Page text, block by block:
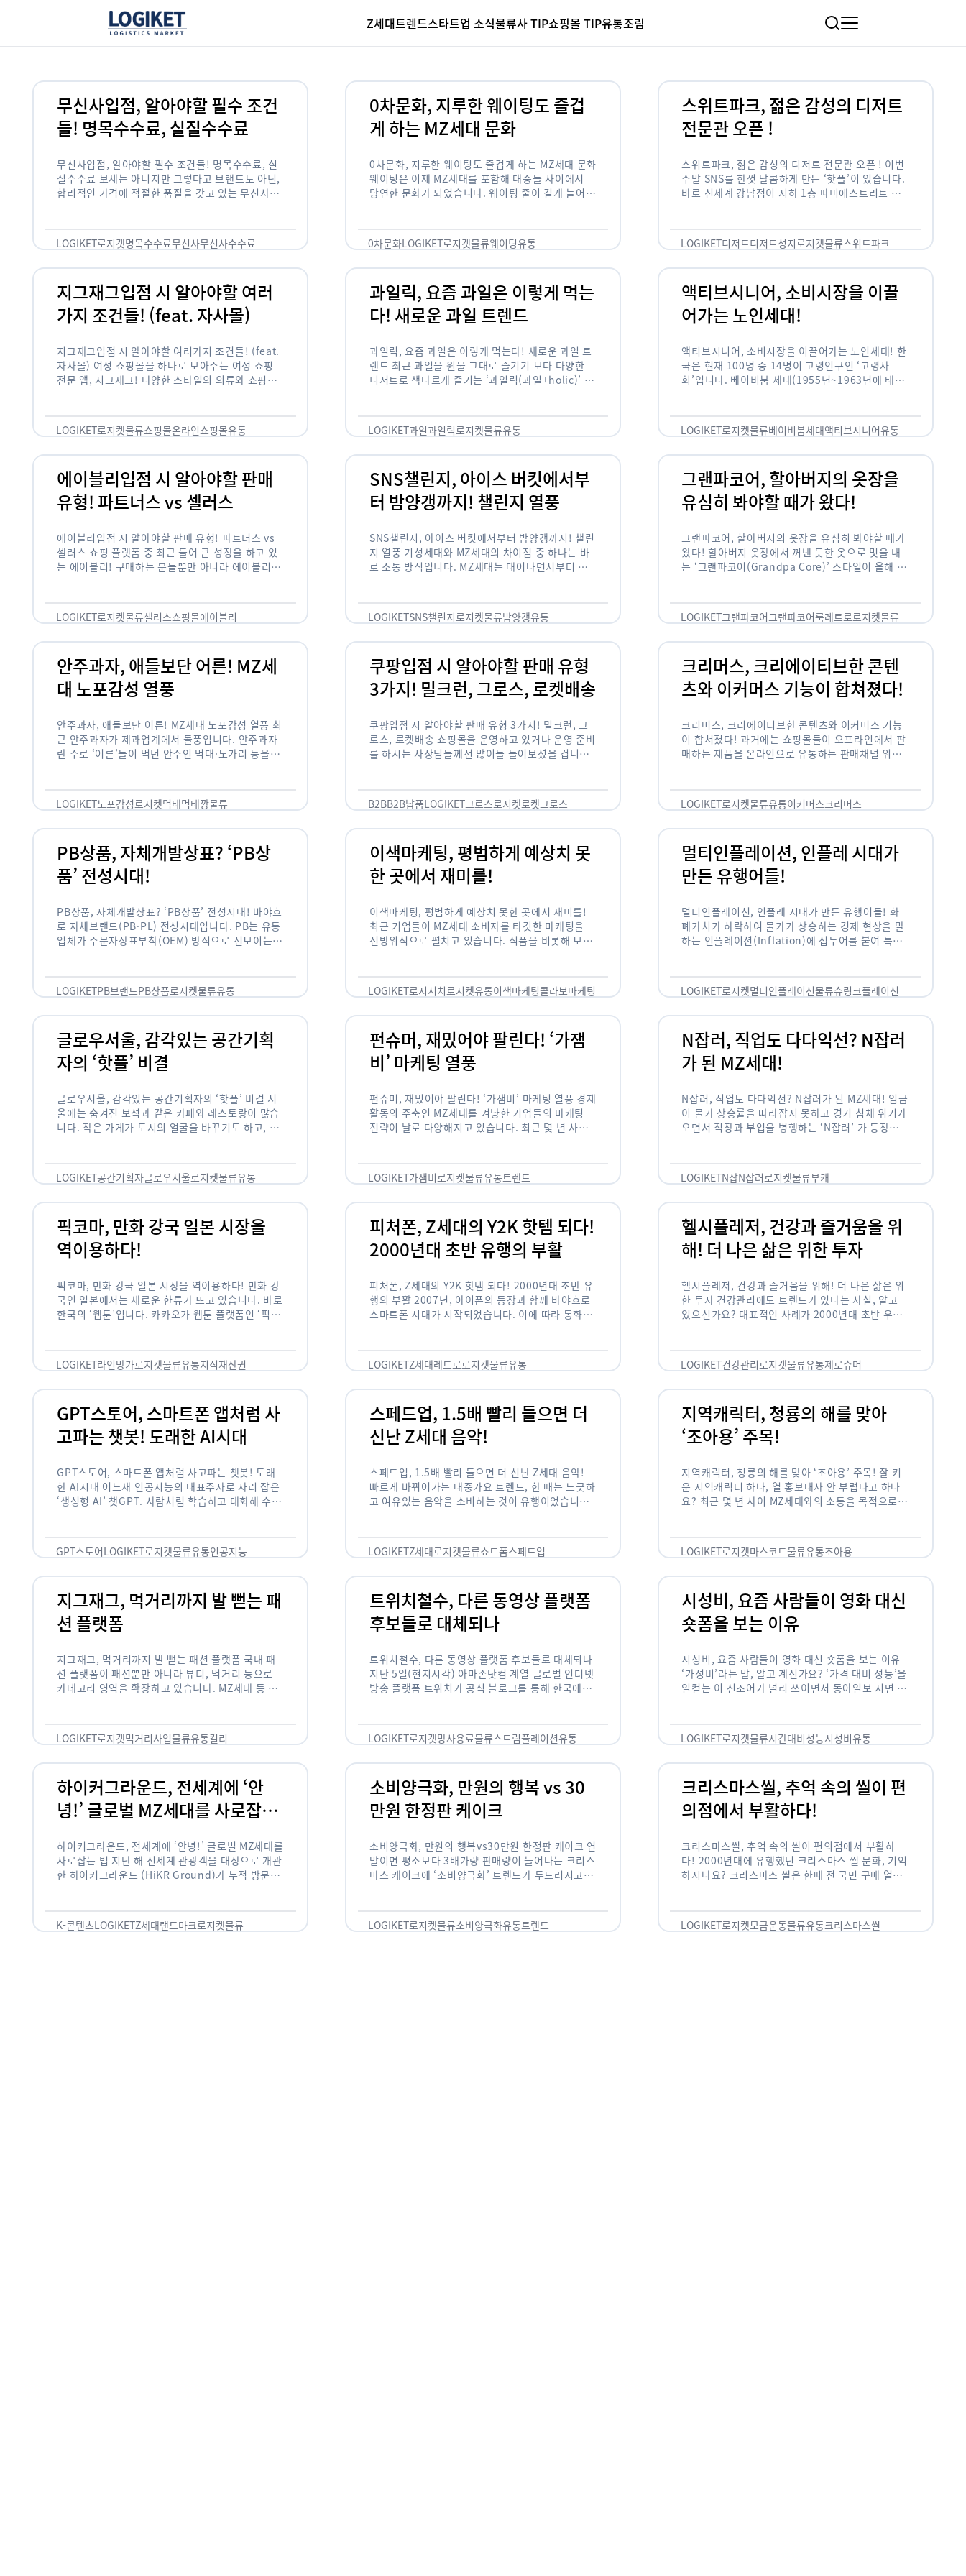
Z세대트렌드스타트업 소식물류사 TIP쇼핑몰 TIP유통조림
무신사입점, 알아야할 필수 조건
들! 명목수수료, 실질수수료
무신사입점, 알아야할 필수 조건들! 명목수수료, 실
질수수료 보세는 아니지만 그렇다고 브랜드도 아닌,
합리적인 가격에 적절한 품질을 갖고 있는 무신사!
LOGIKET로지켓명목수수료무신사무신사수수료
0차문화, 지루한 웨이팅도 즐겁
게 하는 MZ세대 문화
0차문화, 지루한 웨이팅도 즐겁게 하는 MZ세대 문화
웨이팅은 이제 MZ세대를 포함해 대중들 사이에서
당연한 문화가 되었습니다. 웨이팅 줄이 길게 늘어서
0차문화LOGIKET로지켓물류웨이팅유통
스위트파크, 젊은 감성의 디저트
전문관 오픈 !
스위트파크, 젊은 감성의 디저트 전문관 오픈 ! 이번
주말 SNS를 한껏 달콤하게 만든 ‘핫플’이 있습니다.
바로 신세계 강남점이 지하 1층 파미에스트리트 분
LOGIKET디저트디저트성지로지켓물류스위트파크
지그재그입점 시 알아야할 여러
가지 조건들! (feat. 자사몰)
지그재그입점 시 알아야할 여러가지 조건들! (feat.
자사몰) 여성 쇼핑몰을 하나로 모아주는 여성 쇼핑
전문 앱, 지그재그! 다양한 스타일의 의류와 쇼핑몰
LOGIKET로지켓물류쇼핑몰온라인쇼핑몰유통
과일릭, 요즘 과일은 이렇게 먹는
다! 새로운 과일 트렌드
과일릭, 요즘 과일은 이렇게 먹는다! 새로운 과일 트
렌드 최근 과일을 원물 그대로 즐기기 보다 다양한
디저트로 색다르게 즐기는 ‘과일릭(과일+holic)’ 트
…
LOGIKET과일과일릭로지켓물류유통
액티브시니어, 소비시장을 이끌
어가는 노인세대!
액티브시니어, 소비시장을 이끌어가는 노인세대! 한
국은 현재 100명 중 14명이 고령인구인 ‘고령사
회’입니다. 베이비붐 세대(1955년~1963년에 태어
오고 있습니다. 하지만 사회가 늙어가는 …
LOGIKET로지켓물류베이비붐세대액티브시니어유통
에이블리입점 시 알아야할 판매
유형! 파트너스 vs 셀러스
에이블리입점 시 알아야할 판매 유형! 파트너스 vs
셀러스 쇼핑 플랫폼 중 최근 들어 큰 성장을 하고 있
는 에이블리! 구매하는 분들뿐만 아니라 에이블리에
LOGIKET로지켓물류셀러스쇼핑몰에이블리
SNS챌린지, 아이스 버킷에서부
터 밤양갱까지! 챌린지 열풍
SNS챌린지, 아이스 버킷에서부터 밤양갱까지! 챌린
지 열풍 기성세대와 MZ세대의 차이점 중 하나는 바
로 소통 방식입니다. MZ세대는 태어나면서부터 디
도 능숙한 …
LOGIKETSNS챌린지로지켓물류밤양갱유통
그랜파코어, 할아버지의 옷장을
유심히 봐야할 때가 왔다!
그랜파코어, 할아버지의 옷장을 유심히 봐야할 때가
왔다! 할아버지 옷장에서 꺼낸 듯한 옷으로 멋을 내
는 ‘그랜파코어(Grandpa Core)’ 스타일이 올해 패
을 …
LOGIKET그랜파코어그랜파코어룩레트로로지켓물류
안주과자, 애들보단 어른! MZ세
대 노포감성 열풍
안주과자, 애들보단 어른! MZ세대 노포감성 열풍 최
근 안주과자가 제과업계에서 돌풍입니다. 안주과자
란 주로 ‘어른’들이 먹던 안주인 먹태·노가리 등을
LOGIKET노포감성로지켓먹태먹태깡물류
쿠팡입점 시 알아야할 판매 유형
3가지! 밀크런, 그로스, 로켓배송
쿠팡입점 시 알아야할 판매 유형 3가지! 밀크런, 그
로스, 로켓배송 쇼핑몰을 운영하고 있거나 운영 준비
를 하시는 사장님들께선 많이들 들어보셨을 겁니다.
B2BB2B납품LOGIKET그로스로지켓로켓그로스
크리머스, 크리에이티브한 콘텐
츠와 이커머스 기능이 합쳐졌다!
크리머스, 크리에이티브한 콘텐츠와 이커머스 기능
이 합쳐졌다! 과거에는 쇼핑몰들이 오프라인에서 판
매하는 제품을 온라인으로 유통하는 판매채널 위주
는 콘텐츠 기반의 …
LOGIKET로지켓물류유통이커머스크리머스
PB상품, 자체개발상표? ‘PB상
품’ 전성시대!
PB상품, 자체개발상표? ‘PB상품’ 전성시대! 바야흐
로 자체브랜드(PB·PL) 전성시대입니다. PB는 유통
업체가 주문자상표부착(OEM) 방식으로 선보이는
물가 시대와 맞물려 …
LOGIKETPB브랜드PB상품로지켓물류유통
이색마케팅, 평범하게 예상치 못
한 곳에서 재미를!
이색마케팅, 평범하게 예상치 못한 곳에서 재미를!
최근 기업들이 MZ세대 소비자를 타깃한 마케팅을
전방위적으로 펼치고 있습니다. 식품을 비롯해 보수
…
LOGIKET로지서치로지켓유통이색마케팅콜라보마케팅
멀티인플레이션, 인플레 시대가
만든 유행어들!
멀티인플레이션, 인플레 시대가 만든 유행어들! 화
폐가치가 하락하여 물가가 상승하는 경제 현상을 말
하는 인플레이션(Inflation)에 접두어를 붙여 특정
링크플레이션, 그리드플레이션 등등. …
LOGIKET로지켓멀티인플레이션물류슈링크플레이션
글로우서울, 감각있는 공간기획
자의 ‘핫플’ 비결
글로우서울, 감각있는 공간기획자의 ‘핫플’ 비결 서
울에는 숨겨진 보석과 같은 카페와 레스토랑이 많습
니다. 작은 가게가 도시의 얼굴을 바꾸기도 하고, 쇠
LOGIKET공간기획자글로우서울로지켓물류유통
펀슈머, 재밌어야 팔린다! ‘가잼
비’ 마케팅 열풍
펀슈머, 재밌어야 팔린다! ‘가잼비’ 마케팅 열풍 경제
활동의 주축인 MZ세대를 겨냥한 기업들의 마케팅
전략이 날로 다양해지고 있습니다. 최근 몇 년 사이
LOGIKET가잼비로지켓물류유통트렌드
N잡러, 직업도 다다익선? N잡러
가 된 MZ세대!
N잡러, 직업도 다다익선? N잡러가 된 MZ세대! 임금
이 물가 상승률을 따라잡지 못하고 경기 침체 위기가
오면서 직장과 부업을 병행하는 ‘N잡러’ 가 등장했습
LOGIKETN잡N잡러로지켓물류부캐
픽코마, 만화 강국 일본 시장을
역이용하다!
픽코마, 만화 강국 일본 시장을 역이용하다! 만화 강
국인 일본에서는 새로운 한류가 뜨고 있습니다. 바로
한국의 ‘웹툰’입니다. 카카오가 웹툰 플랫폼인 ‘픽코
LOGIKET라인망가로지켓물류유통지식재산권
피처폰, Z세대의 Y2K 핫템 되다!
2000년대 초반 유행의 부활
피처폰, Z세대의 Y2K 핫템 되다! 2000년대 초반 유
행의 부활 2007년, 아이폰의 등장과 함께 바야흐로
스마트폰 시대가 시작되었습니다. 이에 따라 통화와
LOGIKETZ세대레트로로지켓물류유통
헬시플레저, 건강과 즐거움을 위
해! 더 나은 삶은 위한 투자
헬시플레저, 건강과 즐거움을 위해! 더 나은 삶은 위
한 투자 건강관리에도 트렌드가 있다는 사실, 알고
있으신가요? 대표적인 사례가 2000년대 초반 우리
LOGIKET건강관리로지켓물류유통제로슈머
GPT스토어, 스마트폰 앱처럼 사
고파는 챗봇! 도래한 AI시대
GPT스토어, 스마트폰 앱처럼 사고파는 챗봇! 도래
한 AI시대 어느새 인공지능의 대표주자로 자리 잡은
‘생성형 AI’ 챗GPT. 사람처럼 학습하고 대화해 수많
GPT스토어LOGIKET로지켓물류유통인공지능
스페드업, 1.5배 빨리 들으면 더
신난 Z세대 음악!
스페드업, 1.5배 빨리 들으면 더 신난 Z세대 음악!
빠르게 바뀌어가는 대중가요 트렌드, 한 때는 느긋하
고 여유있는 음악을 소비하는 것이 유행이었습니다.
LOGIKETZ세대로지켓물류쇼트폼스페드업
지역캐릭터, 청룡의 해를 맞아
‘조아용’ 주목!
지역캐릭터, 청룡의 해를 맞아 ‘조아용’ 주목! 잘 키
운 지역캐릭터 하나, 열 홍보대사 안 부럽다고 하나
요? 최근 몇 년 사이 MZ세대와의 소통을 목적으로,
LOGIKET로지켓마스코트물류유통조아용
지그재그, 먹거리까지 발 뻗는 패
션 플랫폼
지그재그, 먹거리까지 발 뻗는 패션 플랫폼 국내 패
션 플랫폼이 패션뿐만 아니라 뷰티, 먹거리 등으로
카테고리 영역을 확장하고 있습니다. MZ세대 등 주
LOGIKET로지켓먹거리사업물류유통컬리
트위치철수, 다른 동영상 플랫폼
후보들로 대체되나
트위치철수, 다른 동영상 플랫폼 후보들로 대체되나
지난 5일(현지시각) 아마존닷컴 계열 글로벌 인터넷
방송 플랫폼 트위치가 공식 블로그를 통해 한국에서
LOGIKET로지켓망사용료물류스트림플레이션유통
시성비, 요즘 사람들이 영화 대신
숏폼을 보는 이유
시성비, 요즘 사람들이 영화 대신 숏폼을 보는 이유
‘가성비’라는 말, 알고 계신가요? ‘가격 대비 성능’을
일컫는 이 신조어가 널리 쓰이면서 동아일보 지면 기
LOGIKET로지켓물류시간대비성능시성비유통
하이커그라운드, 전세계에 ‘안
녕!’ 글로벌 MZ세대를 사로잡는
하이커그라운드, 전세계에 ‘안녕!’ 글로벌 MZ세대를
사로잡는 법 지난 해 전세계 관광객을 대상으로 개관
한 하이커그라운드 (HiKR Ground)가 누적 방문객
방문객이 100만명을 …
K-콘텐츠LOGIKETZ세대랜드마크로지켓물류
소비양극화, 만원의 행복 vs 30
만원 한정판 케이크
소비양극화, 만원의 행복vs30만원 한정판 케이크 연
말이면 평소보다 3배가량 판매량이 늘어나는 크리스
마스 케이크에 ‘소비양극화’ 트렌드가 두드러지고 있
배가 비싼 …
LOGIKET로지켓물류소비양극화유통트렌드
크리스마스씰, 추억 속의 씰이 편
의점에서 부활하다!
크리스마스씰, 추억 속의 씰이 편의점에서 부활하
다! 2000년대에 유행했던 크리스마스 씰 문화, 기억
하시나요? 크리스마스 씰은 한때 전 국민 구매 열풍
LOGIKET로지켓모금운동물류유통크리스마스씰